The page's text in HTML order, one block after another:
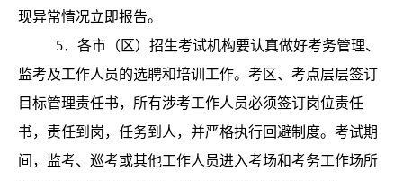
现异常情况立即报告。
5．各市（区）招生考试机构要认真做好考务管理、
监考及工作人员的选聘和培训工作。考区、考点层层签订
目标管理责任书，所有涉考工作人员必须签订岗位责任
书，责任到岗，任务到人，并严格执行回避制度。考试期
间，监考、巡考或其他工作人员进入考场和考务工作场所